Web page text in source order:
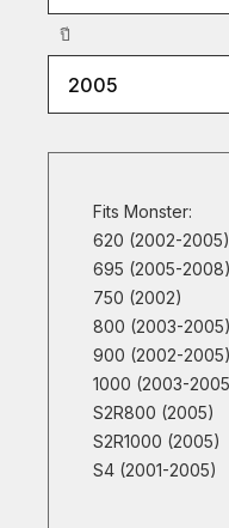
ปี
2005
Fits Monster:
620 (2002-2005)
695 (2005-2008)
750 (2002)
800 (2003-2005)
900 (2002-2005)
1000 (2003-
S2R800 (2005)
S2R1000 (2005)
S4 (2001-2005)